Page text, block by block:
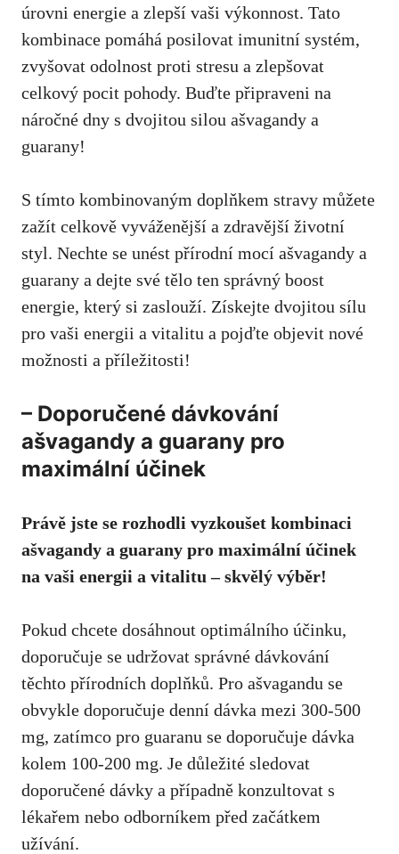
úrovni energie a zlepší vaši výkonnost. Tato
kombinace pomáhá posilovat imunitní systém,
zvyšovat odolnost proti stresu a zlepšovat
celkový pocit pohody. Buďte připraveni na
náročné dny s dvojitou silou ašvagandy a
guarany!
S tímto kombinovaným doplňkem stravy můžete
zažít celkově vyváženější a zdravější životní
styl. Nechte se unést přírodní mocí ašvagandy a
guarany a dejte své tělo ten správný boost
energie, který si zaslouží. Získejte dvojitou sílu
pro vaši energii a vitalitu a pojďte objevit nové
možnosti a příležitosti!
– Doporučené dávkování
ašvagandy a guarany pro
maximální účinek
Právě jste se rozhodli vyzkoušet kombinaci
ašvagandy a guarany pro maximální účinek
na vaši energii a vitalitu – skvělý výběr!
Pokud chcete dosáhnout optimálního účinku,
doporučuje se udržovat správné dávkování
těchto přírodních doplňků. Pro ašvagandu se
obvykle doporučuje denní dávka mezi 300-500
mg, zatímco pro guaranu se doporučuje dávka
kolem 100-200 mg. Je důležité sledovat
doporučené dávky a případně konzultovat s
lékařem nebo odborníkem před začátkem
užívání.